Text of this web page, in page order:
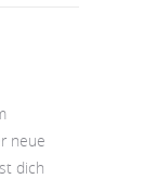
neue
dich